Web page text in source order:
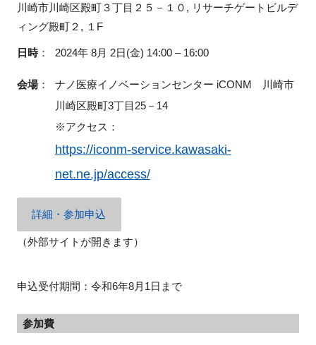
閉じる
川崎市川崎区殿町３丁目２５－１０, リサーチゲートビルデ
ィング殿町２, １F
日時： 2024年 8月 2日(金) 14:00 – 16:00
会場：
ナノ医療イノベーションセンター iCONM 川崎市
川崎区殿町3丁目25－14
※アクセス：
https://iconm-service.kawasaki-
net.ne.jp/access/
詳細・参加申込
（外部サイトが開きます）
申込受付期間：令和6年8月1日まで
参加費